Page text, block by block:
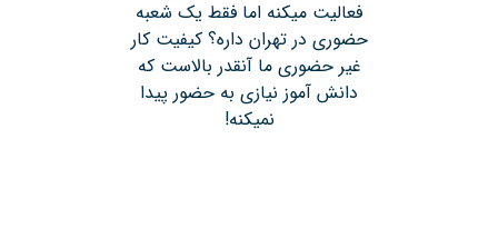
فعالیت میکنه اما فقط یک شعبه
حضوری در تهران داره؟ کیفیت کار
غیر حضوری ما آنقدر بالاست که
دانش آموز نیازی به حضور پیدا
نمیکنه!